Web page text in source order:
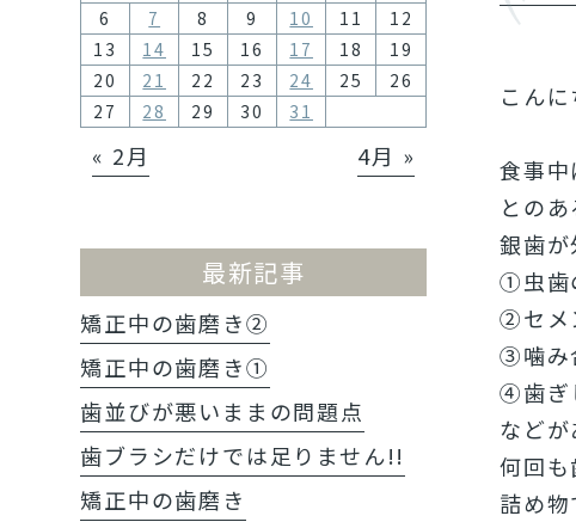
こんに
食事
との
銀歯
①虫歯
②セメ
➂噛み
④歯ぎ
など
何回も
詰め
6
7 8 9 10 11
12
13
14 15 16 17 18
19
20
21 22 23 24 25
26
27
28 29 30 31
« 2月 4月 »
最新記事
矯正中の歯磨き②
矯正中の歯磨き①
歯並びが悪いままの問題点
歯ブラシだけでは足りません!!
矯正中の歯磨き